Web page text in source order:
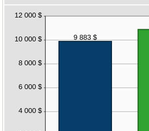
Cliquer
le